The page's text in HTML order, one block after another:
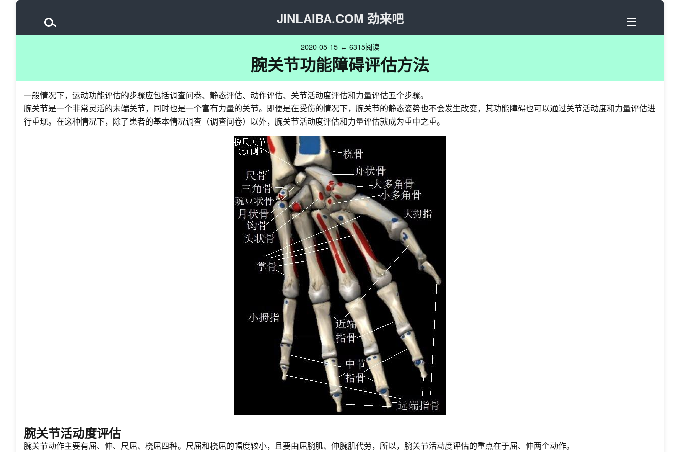
JINLAIBA.COM 劲来吧
2020-05-15 ↔ 6315阅读
腕关节功能障碍评估方法
一般情况下，运动功能评估的步骤应包括调查问卷、静态评估、动作评估、关节活动度评估和力量评估五个步骤。
腕关节是一个非常灵活的末端关节，同时也是一个富有力量的关节。即便是在受伤的情况下，腕关节的静态姿势也不会发生改变，其功能障碍也可以通过关节活动度和力量评估进
行重现。在这种情况下，除了患者的基本情况调查（调查问卷）以外，腕关节活动度评估和力量评估就成为重中之重。
腕关节活动度评估
腕关节动作主要有屈、伸、尺屈、桡屈四种。尺屈和桡屈的幅度较小，且要由屈腕肌、伸腕肌代劳，所以，腕关节活动度评估的重点在于屈、伸两个动作。